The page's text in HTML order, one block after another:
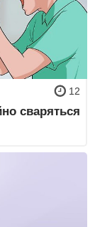
12
сваряться